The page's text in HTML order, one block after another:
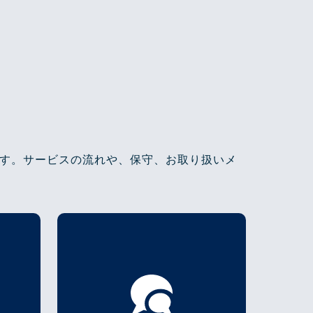
。サービスの流れや、保守、お取り扱いメ